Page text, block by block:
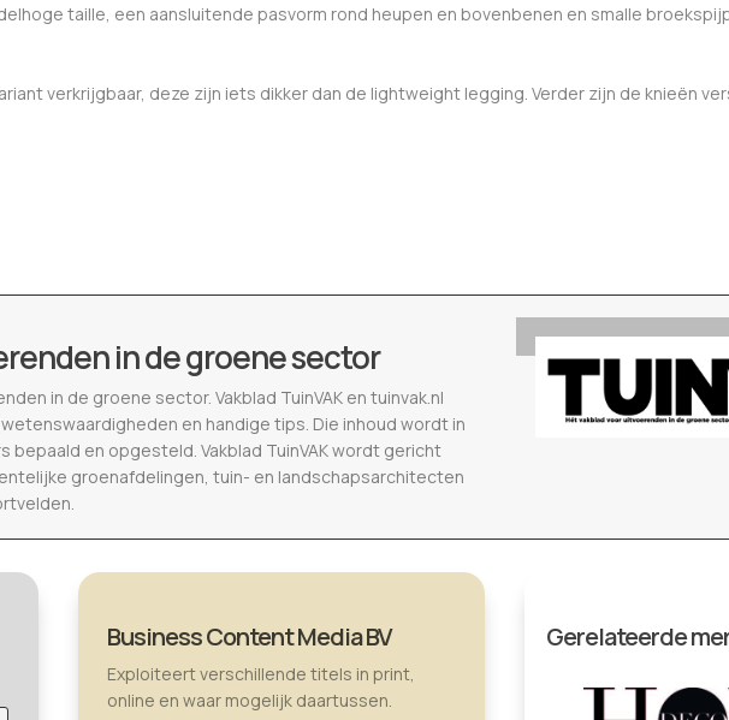
taille, een aansluitende pasvorm rond heupen en bovenbenen en smalle
verkrijgbaar, deze zijn iets dikker dan de lightweight legging. Verder zijn de knieën
in de groene sector
in de groene sector. Vakblad TuinVAK en tuinvak.nl
en handige tips. Die inhoud wordt in
en opgesteld. Vakblad TuinVAK wordt gericht
groenafdelingen, tuin- en landschapsarchitecten
Business Content Media BV
Exploiteert verschillende titels in print,
online en waar mogelijk daartussen.
Gerelateerde